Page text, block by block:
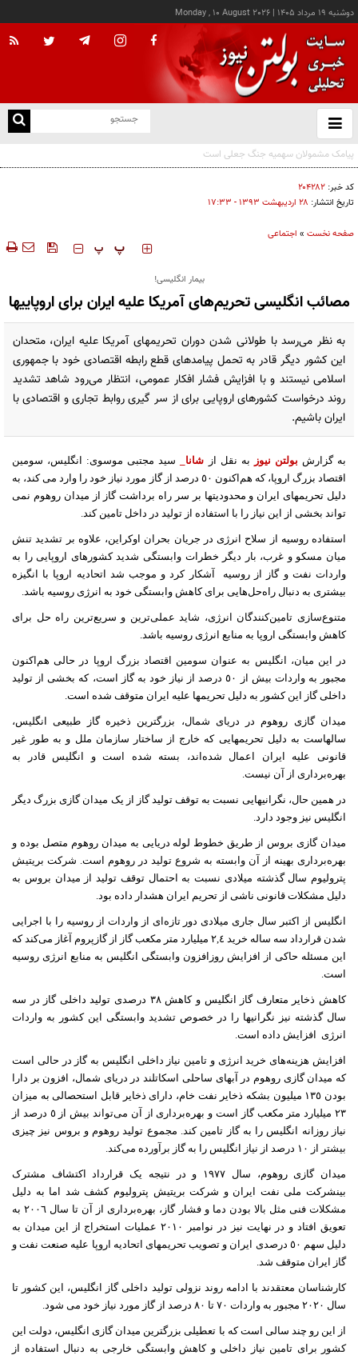
دوشنبه ۱۹ مرداد ۱۴۰۵ |
Monday , 10 August 2026
باز
و
دولت فعلابرنامه‌ای برای ورود اتوبوس‌های کارکرده خارجی ندارد
کد خبر: ۲۰۴۲۸۲
تاریخ انتشار: ۲۸ ارديبهشت ۱۳۹۳ - ۱۷:۳۳
صفحه نخست » اجتماعی
‍‍‍ پ پ
بیمار انگلیسی!
مصائب انگلیسی تحریم‌های آمریکا علیه ایران برای اروپاییها
به نظر می‌رسد با طولانی شدن دوران تحریمهای آمریکا علیه ایران،‌ متحدان
این کشور دیگر قادر به تحمل پیامدهای قطع رابطه اقتصادی خود با جمهوری
اسلامی نیستند و با افزایش فشار افکار عمومی، انتظار می‌رود شاهد تشدید
روند درخواست کشورهای اروپایی برای از سر گیری روابط تجاری و اقتصادی با
ایران باشیم.
به گزارش بولتن نیوز به نقل از شانا_
سید مجتبی موسوی:‌ انگلیس، سومین
اقتصاد بزرگ اروپا، که هم‌اکنون ٥٠ درصد از گاز مورد نیاز خود را وارد می کند، به
دلیل تحریمهای ایران و محدودیتها بر سر راه برداشت گاز از میدان روهوم نمی
تواند بخشی از این نیاز را با استفاده از تولید در داخل تامین کند.
استفاده روسیه از سلاح انرژی در جریان بحران اوکراین، علاوه بر تشدید تنش
میان مسکو و غرب، بار دیگر خطرات وابستگی شدید کشورهای اروپایی را به
واردات نفت و گاز از روسیه
آشکار کرد و موجب شد اتحادیه اروپا با انگیزه
بیشتری به دنبال راه‌حل‌هایی برای کاهش وابستگی خود به انرژی روسیه باشد.
متنوع‌سازی تامین‌کنندگان انرژی، شاید عملی‌ترین و سریع‌ترین راه حل برای
کاهش وابستگی اروپا به منابع انرژی روسیه باشد.
در این میان، انگلیس به عنوان سومین اقتصاد بزرگ اروپا در حالی هم‌اکنون
مجبور به واردات بیش از ٥٠ درصد از نیاز خود به گاز است، که بخشی از تولید
داخلی گاز این کشور به دلیل تحریمها علیه ایران متوقف شده است.
میدان گازی روهوم در دریای شمال، بزرگترین ذخیره گاز طبیعی انگلیس،
سالهاست به دلیل تحریمهایی که خارج از ساختار سازمان ملل و به طور غیر
قانونی علیه ایران اعمال شده‌اند، بسته شده است و انگلیس قادر به
بهره‌برداری از آن نیست.
در همین حال، نگرانیهایی نسبت به توقف تولید گاز از یک میدان گازی بزرگ دیگر
انگلیس نیز وجود دارد.
میدان گازی بروس از طریق خطوط لوله دریایی به میدان روهوم متصل بوده و
بهره‌برداری بهینه از آن وابسته به شروع تولید در روهوم است. شرکت بریتیش
پترولیوم سال گذشته میلادی نسبت به احتمال توقف تولید از میدان بروس به
دلیل مشکلات قانونی ناشی از تحریم ایران هشدار داده بود.
انگلیس از اکتبر سال جاری میلادی دور تازه‌ای از واردات از روسیه را با اجرایی
شدن قرارداد سه ساله خرید ٢,٤ میلیارد متر مکعب گاز از گازپروم آغاز می‌کند که
این مسئله حاکی از افزایش روزافزون وابستگی انگلیس به منابع انرژی روسیه
است.
کاهش ذخایر متعارف گاز انگلیس و کاهش ٣٨ درصدی تولید داخلی گاز در سه
سال گذشته نیز نگرانیها را در خصوص تشدید وابستگی این کشور به واردات
انرژی افزایش داده است.
افزایش هزینه‌های خرید انرژی و تامین نیاز داخلی انگلیس به گاز در حالی است
که میدان گازی روهوم در آبهای ساحلی اسکاتلند در دریای شمال، افزون بر دارا
بودن ١٣٥ میلیون بشکه ذخایر نفت خام، دارای ذخایر قابل استحصالی به میزان
٢٣ میلیارد متر مکعب گاز است و بهره‌برداری از آن می‌تواند بیش از ٥ درصد از
نیاز روزانه انگلیس را به گاز تامین کند. مجموع تولید روهوم و بروس نیز چیزی
بیشتر از ١٠ درصد از نیاز انگلیس را به گاز برآورده می‌کند.
میدان گازی روهوم، سال ١٩٧٧ و در نتیجه یک قرارداد اکتشاف مشترک
بینشرکت ملی نفت ایران و شرکت بریتیش پترولیوم کشف شد اما به دلیل
مشکلات فنی مثل بالا بودن دما و فشار گاز،‌ بهره‌برداری از آن تا سال ٢٠٠٦ به
تعویق افتاد و در نهایت نیز در نوامبر ٢٠١٠ عملیات استخراج از این میدان به
دلیل سهم ٥٠ درصدی ایران و تصویب تحریمهای اتحادیه اروپا علیه صنعت نفت و
گاز ایران متوقف شد.
کارشناسان معتقدند با ادامه روند نزولی تولید داخلی گاز انگلیس، این کشور تا
سال ٢٠٢٠ مجبور به واردات ٧٠ تا ٨٠ درصد از گاز مورد نیاز خود می شود.
از این رو چند سالی است که با تعطیلی بزرگترین میدان گازی انگلیس، دولت این
کشور برای تامین نیاز داخلی و کاهش وابستگی خارجی به دنبال استفاده از